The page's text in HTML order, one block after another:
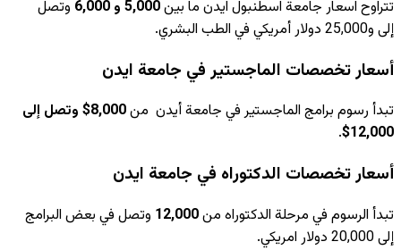
تتراوح اسعار جامعة اسطنبول ايدن ما بين5,000 و 6,000
وتصل
إلى و25,000 دولار أمريكي في الطب البشري.
أسعار تخصصات الماجستير في جامعة ايدن
تبدأ رسوم برامج الماجستير في جامعة أيدن من
8,000$ وتصل إلى
12,000$
.
أسعار تخصصات الدكتوراه في جامعة ايدن
تبدأ الرسوم في مرحلة الدكتوراه من12,000 وتصل في بعض البرامج
إلى 20,000 دولار امريكي.